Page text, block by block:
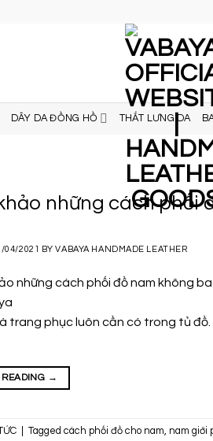
DÂY DA ĐỒNG HỒ THẮT LƯNG DA
những cách phối
04/2021 BYVABAYA HANDMADE LEATHER
trang phục luôn cần có trong tủ
→
Tagged cách phối đồ cho nam, nam giới